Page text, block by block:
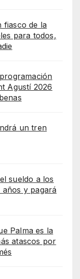
fiasco de la
para todos,
Agustí 2026
un tren
sueldo a los
años y pagará
Palma es la
atascos por